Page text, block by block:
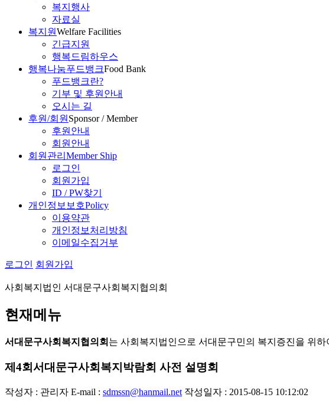
복지행사
자료실
복지원Welfare Facilities
긴급지원
행복드림하우스
행복나눔푸드뱅크Food Bank
푸드뱅크란?
기부 및 후원안내
오시는 길
후원/회원 Sponsor / Member
후원안내
회원안내
회원관리 Member Ship
로그인
회원가입
ID / PW찾기
개인정보보호Policy
이용약관
개인정보처리방침
이메일수집거부
로그인 회원가입
사회복지법인 서대문구사회복지협의회
현재메뉴
서대문구사회복지협의회 는 사회복지법인으로 서대문구민의 복지증진을 위
제4회서대문구사회복지박람회 사전 설명회
작성자 : 관리자 E-mail : sdmssn@hanmail.net 작성일자 : 2015-08-15 10:12:02